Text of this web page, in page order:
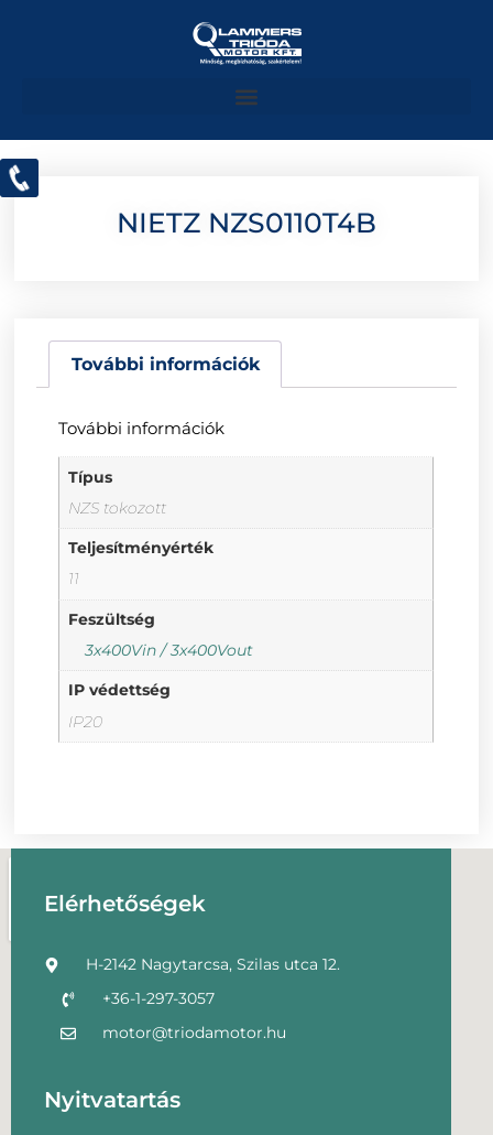
NIETZ NZS0110T4B
További információk
További információk
Típus
NZS tokozott
Teljesítményérték
11
Feszültség
3x400Vin / 3x400Vout
IP védettség
IP20
Elérhetőségek
H-2142 Nagytarcsa, Szilas utca 12.
+36-1-297-3057
motor@triodamotor.hu
Nyitvatartás